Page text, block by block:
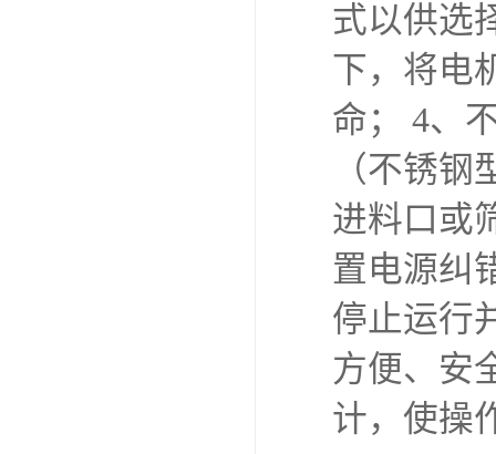
式以供选
下，将电
命； 4、
（不锈
进料口或
置电源纠
停止运行
方便、安
计，使操